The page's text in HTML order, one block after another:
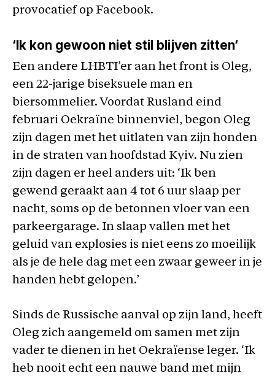
provocatief op Facebook.
‘Ik kon gewoon niet stil blijven zitten‘
Een andere LHBTI’er aan het front is Oleg,
een 22-jarige biseksuele man en
biersommelier. Voordat Rusland eind
februari Oekraïne binnenviel, begon Oleg
zijn dagen met het uitlaten van zijn honden
in de straten van hoofdstad Kyiv. Nu zien
zijn dagen er heel anders uit: ‘Ik ben
gewend geraakt aan 4 tot 6 uur slaap per
nacht, soms op de betonnen vloer van een
parkeergarage. In slaap vallen met het
geluid van explosies is niet eens zo moeilijk
als je de hele dag met een zwaar geweer in je
handen hebt gelopen.’
Sinds de Russische aanval op zijn land, heeft
Oleg zich aangemeld om samen met zijn
vader te dienen in het Oekraïense leger. ‘Ik
heb nooit echt een nauwe band met mijn